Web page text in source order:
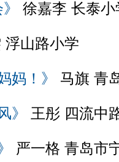
徐嘉李 长泰小
浮山路小学
妈！》 马旗 青
》 王彤 四流中
严一格 青岛市